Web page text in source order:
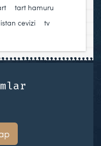
tart hamuru
cevizi
tv